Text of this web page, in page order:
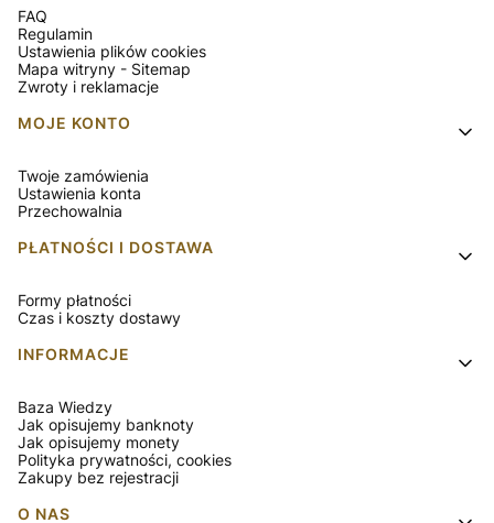
FAQ
Regulamin
Ustawienia plików cookies
Mapa witryny - Sitemap
Zwroty i reklamacje
MOJE KONTO
Twoje zamówienia
Ustawienia konta
Przechowalnia
PŁATNOŚCI I DOSTAWA
Formy płatności
Czas i koszty dostawy
INFORMACJE
Baza Wiedzy
Jak opisujemy banknoty
Jak opisujemy monety
Polityka prywatności, cookies
Zakupy bez rejestracji
O NAS